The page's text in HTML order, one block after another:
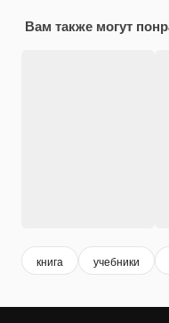
Вам также могут
книга учебники